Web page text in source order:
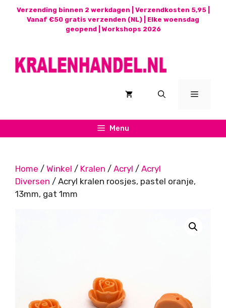
Verzending binnen 2 werkdagen | Verzendkosten 5,95 |
Vanaf €50 gratis verzenden (NL) | Elke woensdag
geopend | Workshops 2026
Menu
Menu
Home / Winkel / Kralen / Acryl / Acryl
Diversen / Acryl kralen roosjes, pastel oranje,
13mm, gat 1mm